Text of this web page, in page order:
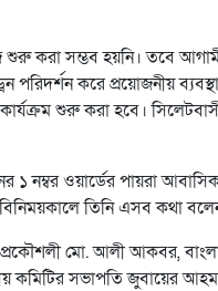
করা সম্ভব হয়নি। তবে
পরিদর্শন করে প্রয়োজনীয়
শুরু করা হবে।
১ নম্বর ওয়ার্ডের পায়রা
তিনি এসব কথা
মো. আলী আকবর,
কমিটির সভাপতি জুবায়ের